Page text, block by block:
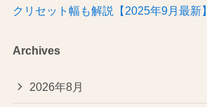
クリセット幅も解説【2025年9月最新】
Archives
2026年8月